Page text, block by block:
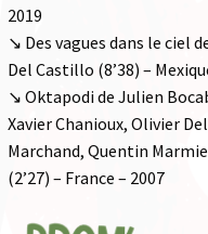
2019
↘ Des vagues dans le ciel
Del Castillo (8’38) –
↘ Oktapodi de Julien
Xavier Chanioux, Olivier
Marchand, Quentin
(2’27) – France – 2007